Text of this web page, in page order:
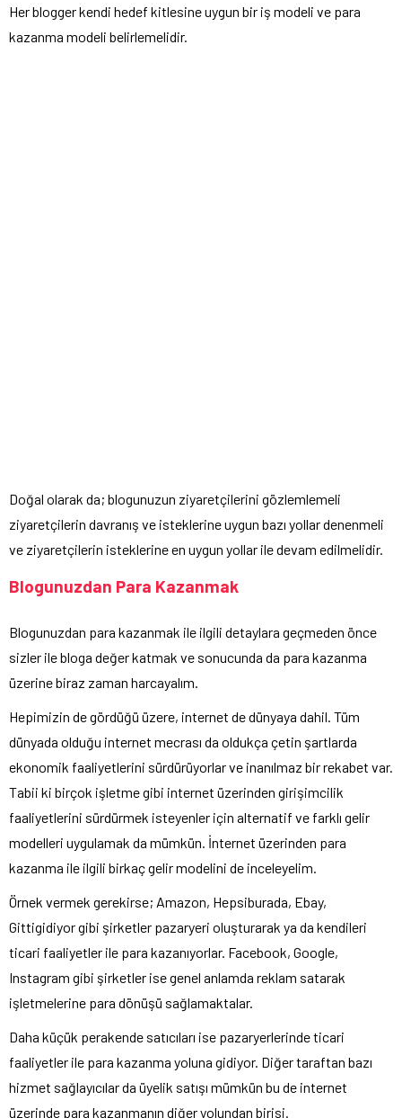
Her blogger kendi hedef kitlesine uygun bir iş modeli ve para
kazanma modeli belirlemelidir.
Doğal olarak da; blogunuzun ziyaretçilerini gözlemlemeli
ziyaretçilerin davranış ve isteklerine uygun bazı yollar denenmeli
ve ziyaretçilerin isteklerine en uygun yollar ile devam edilmelidir.
Blogunuzdan Para Kazanmak
Blogunuzdan para kazanmak ile ilgili detaylara geçmeden önce
sizler ile bloga değer katmak ve sonucunda da para kazanma
üzerine biraz zaman harcayalım.
Hepimizin de gördüğü üzere, internet de dünyaya dahil. Tüm
dünyada olduğu internet mecrası da oldukça çetin şartlarda
ekonomik faaliyetlerini sürdürüyorlar ve inanılmaz bir rekabet var.
Tabii ki birçok işletme gibi internet üzerinden girişimcilik
faaliyetlerini sürdürmek isteyenler için alternatif ve farklı gelir
modelleri uygulamak da mümkün. İnternet üzerinden para
kazanma ile ilgili birkaç gelir modelini de inceleyelim.
Örnek vermek gerekirse; Amazon, Hepsiburada, Ebay,
Gittigidiyor gibi şirketler pazaryeri oluşturarak ya da kendileri
ticari faaliyetler ile para kazanıyorlar. Facebook, Google,
Instagram gibi şirketler ise genel anlamda reklam satarak
işletmelerine para dönüşü sağlamaktalar.
Daha küçük perakende satıcıları ise pazaryerlerinde ticari
faaliyetler ile para kazanma yoluna gidiyor. Diğer taraftan bazı
hizmet sağlayıcılar da üyelik satışı mümkün bu de internet
üzerinde para kazanmanın diğer yolundan birisi.